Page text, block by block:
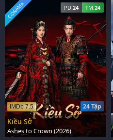
PD.24 TM.24
24 Tập
IMDb 7.5
C-DRAMA
Kiều Sở
Ashes to Crown (2026)